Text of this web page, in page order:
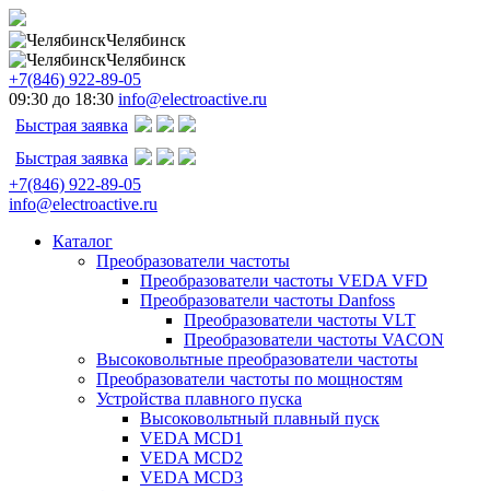
Челябинск
Челябинск
+7(846) 922-89-05
09:30 до 18:30 info@electroactive.ru
Быстрая заявка
Быстрая заявка
+7(846) 922-89-05
info@electroactive.ru
Каталог
Преобразователи частоты
Преобразователи частоты VEDA VFD
Преобразователи частоты Danfoss
Преобразователи частоты VLT
Преобразователи частоты VACON
Высоковольтные преобразователи частоты
Преобразователи частоты по мощностям
Устройства плавного пуска
Высоковольтный плавный пуск
VEDA MCD1
VEDA MCD2
VEDA MCD3